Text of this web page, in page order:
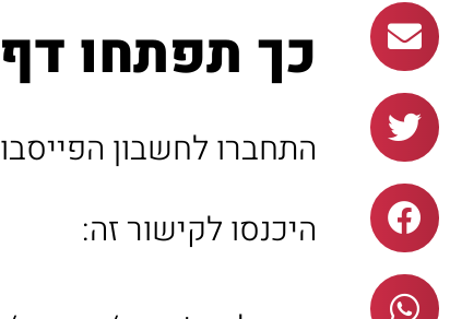
כך תפתחו
התחברו לחשבון
היכנסו לקישור זה: